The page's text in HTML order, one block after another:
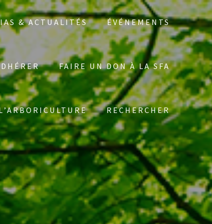
& ACTUALITÉS ÉVÉNEMENTS
FAIRE UN DON À LA SFA
RECHERCHER
Search
for: